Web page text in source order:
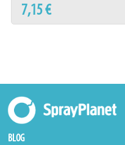
7,15 €
BLOG